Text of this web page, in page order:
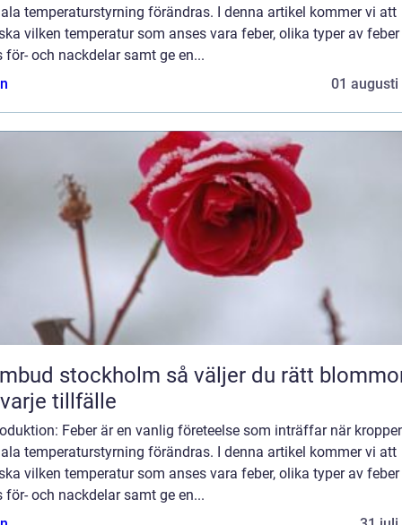
temperaturstyrning förändras. I denna artikel kommer vi att
vilken temperatur som anses vara feber, olika typer av
för- och nackdelar samt ge en...
01 augusti
stockholm så väljer du rätt blommor
tillfälle
Feber är en vanlig företeelse som inträffar när
temperaturstyrning förändras. I denna artikel kommer vi att
vilken temperatur som anses vara feber, olika typer av
för- och nackdelar samt ge en...